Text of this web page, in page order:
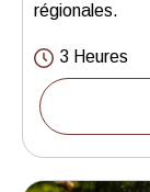
régionales.
3 Heures